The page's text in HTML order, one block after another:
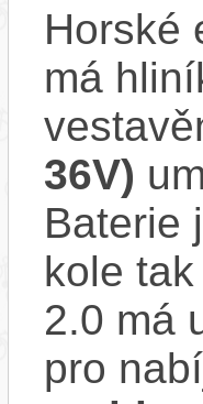
Horské
má
36V)
Baterie
kole
2.0 má
pro